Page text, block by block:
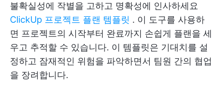
불확실성에 작별을 고하고 명확성에 인사하세요
ClickUp 프로젝트 플랜 템플릿 . 이 도구를 사용하
면 프로젝트의 시작부터 완료까지 손쉽게 플랜을 세
우고 추적할 수 있습니다. 이 템플릿은 기대치를 설
정하고 잠재적인 위험을 파악하면서 팀원 간의 협업
을 장려합니다.